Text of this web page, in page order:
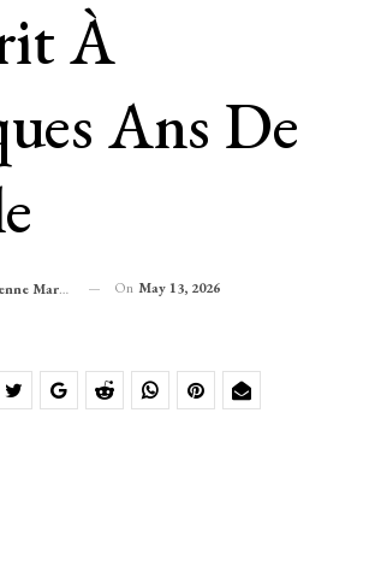
À
Ans De
Marechal On May 13, 2026